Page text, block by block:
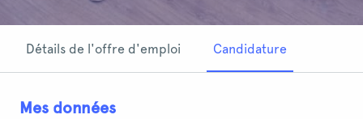
Détails de l'offre d'emploi Candidature
Mes données